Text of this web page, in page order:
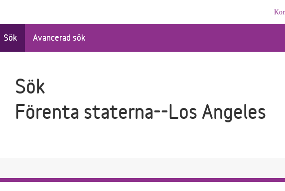
Sök Avancerad sök
Sök
Förenta staterna--Los Angeles